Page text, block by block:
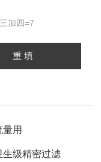
加四=7
用
生级精密过滤